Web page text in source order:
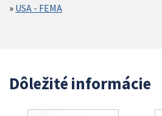
USA - FEMA
Dôležité informácie